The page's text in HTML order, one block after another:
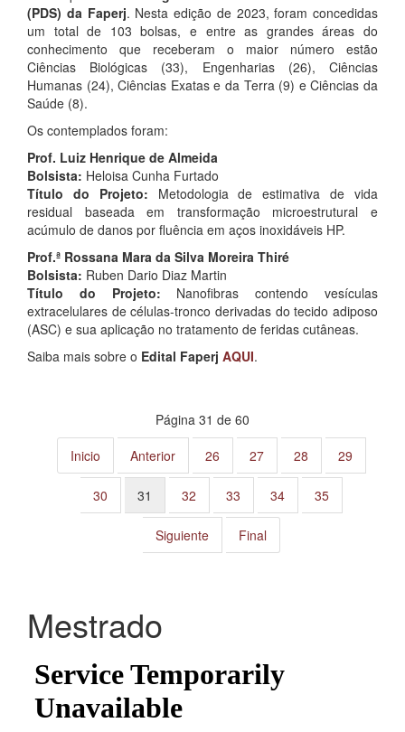
(PDS) da Faperj. Nesta edição de 2023, foram concedidas
um total de 103 bolsas, e entre as grandes áreas do
conhecimento que receberam o maior número estão
Ciências Biológicas (33), Engenharias (26), Ciências
Humanas (24), Ciências Exatas e da Terra (9) e Ciências da
Saúde (8).
Os contemplados foram:
Prof. Luiz Henrique de Almeida
Bolsista: Heloisa Cunha Furtado
Título do Projeto: Metodologia de estimativa de vida
residual baseada em transformação microestrutural e
acúmulo de danos por fluência em aços inoxidáveis HP.
Prof.ª Rossana Mara da Silva Moreira Thiré
Bolsista: Ruben Dario Diaz Martin
Título do Projeto: Nanofibras contendo vesículas
extracelulares de células-tronco derivadas do tecido adiposo
(ASC) e sua aplicação no tratamento de feridas cutâneas.
Saiba mais sobre o Edital Faperj AQUI.
Página 31 de 60
Inicio
Anterior 26 27 28 29
30 31 32 33 34 35
Siguiente Final
Mestrado